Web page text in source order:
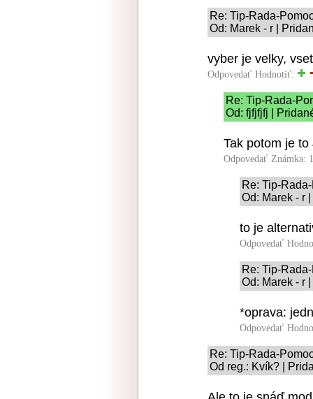
Re: Tip-Rada-
Od: Marek - r |
vyber je velky,
Odpovedať Hodnotiť:
Re: Tip-Rada-
Od: fjfjfjfj |
Tak potom je to
Odpovedať Známka:
Re: Tip-
Od: Marek - r
to je
Odpovedať
Re: Tip-
Od: Marek - r
*oprava:
Odpovedať
Re: Tip-Rada-
Od reg.: Kvík? |